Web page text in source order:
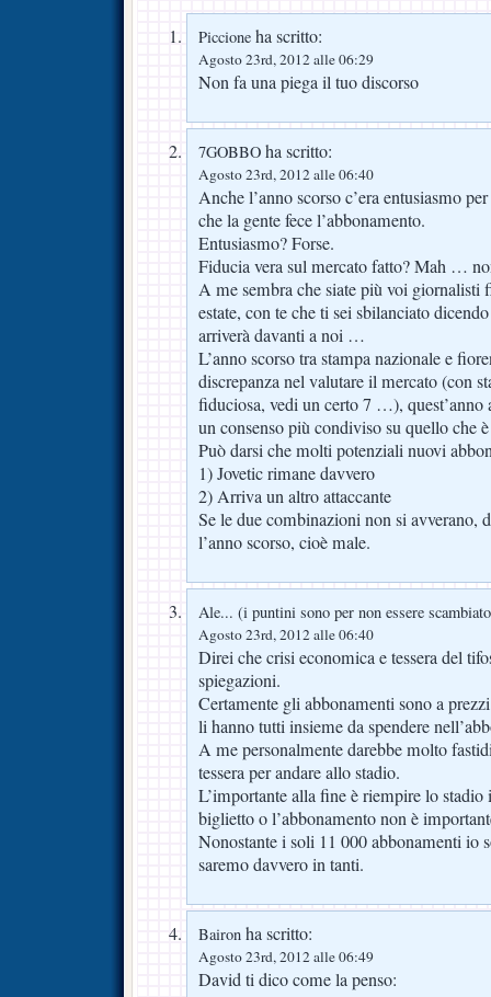
Piccione ha scritto:
Agosto 23rd, 2012 alle 06:29
Non fa una piega il tuo discorso
7GOBBO ha scritto:
Agosto 23rd, 2012 alle 06:40
Anche l’anno scorso c’era entusiasmo
che la gente fece l’abbonamento.
Entusiasmo? Forse.
Fiducia vera sul mercato fatto? Mah …
A me sembra che siate più voi giornalisti
estate, con te che ti sei sbilanciato
arriverà davanti a noi …
L’anno scorso tra stampa nazionale e
discrepanza nel valutare il mercato (con
fiduciosa, vedi un certo 7 …), quest’anno
un consenso più condiviso su quello che
Può darsi che molti potenziali nuovi
1) Jovetic rimane davvero
2) Arriva un altro attaccante
Se le due combinazioni non si avverano,
l’anno scorso, cioè male.
Ale... (i puntini sono per non essere
Agosto 23rd, 2012 alle 06:40
Direi che crisi economica e tessera del
spiegazioni.
Certamente gli abbonamenti sono a
li hanno tutti insieme da spendere
A me personalmente darebbe molto
tessera per andare allo stadio.
L’importante alla fine è riempire lo
biglietto o l’abbonamento non è
Nonostante i soli 11 000 abbonamenti io
saremo davvero in tanti.
Bairon ha scritto:
Agosto 23rd, 2012 alle 06:49
David ti dico come la penso: